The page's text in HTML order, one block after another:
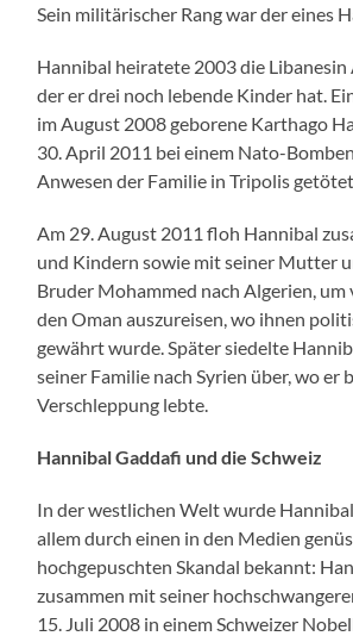
Sein militärischer Rang war der eines
Hannibal heiratete 2003 die Libanesin
der er drei noch lebende Kinder hat.
im August 2008 geborene Karthago
30. April 2011 bei einem Nato-
Anwesen der Familie in Tripolis getötet.
Am 29. August 2011 floh Hannibal
und Kindern sowie mit seiner Mutter
Bruder Mohammed nach Algerien,
den Oman auszureisen, wo ihnen
gewährt wurde. Später siedelte
seiner Familie nach Syrien über, wo er
Verschleppung lebte.
Hannibal Gaddafi und die Schweiz
In der westlichen Welt wurde
allem durch einen in den Medien
hochgepuschten Skandal bekannt:
zusammen mit seiner
15. Juli 2008 in einem Schweizer